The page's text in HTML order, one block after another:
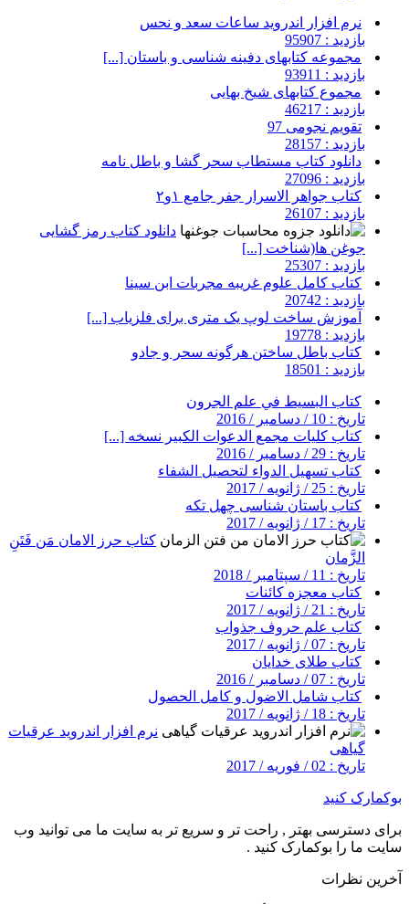
نرم افزار اندروید ساعات سعد و نحس
بازدید : 95907
مجموعه کتابهای دفینه شناسی و باستان [...]
بازدید : 93911
مجموع کتابهای شیخ بهایی
بازدید : 46217
تقویم نجومی 97
بازدید : 28157
دانلود کتاب مستطاب سحر گشا و باطل نامه
بازدید : 27096
کتاب جواهر الاسرار جفر جامع ۱و۲
بازدید : 26107
دانلود کتاب رمز گشایی
جوغن ها(شناخت [...]
بازدید : 25307
کتاب کامل علوم غریبه مجربات ابن سینا
بازدید : 20742
آموزش ساخت لوپ یک متری برای فلزیاب [...]
بازدید : 19778
کتاب باطل ساختن هرگونه سحر و جادو
بازدید : 18501
کتاب البسيط في علم الجرون
تاریخ : 10 / دسامبر / 2016
کتاب کلیات مجمع الدعوات الکبیر نسخه [...]
تاریخ : 29 / دسامبر / 2016
کتاب تسهیل الدواء لتحصیل الشفاء
تاریخ : 25 / ژانویه / 2017
کتاب باستان شناسی چهل تکه
تاریخ : 17 / ژانویه / 2017
کتاب حرز الامان مَن فَتَنِ
الزَّمان
تاریخ : 11 / سپتامبر / 2018
کتاب معجزه کائنات
تاریخ : 21 / ژانویه / 2017
کتاب علم حروف جذواب
تاریخ : 07 / ژانویه / 2017
کتاب طلای خدایان
تاریخ : 07 / دسامبر / 2016
کتاب شامل الاضول و کامل الحصول
تاریخ : 18 / ژانویه / 2017
نرم افزار اندروید عرقیات
گیاهی
تاریخ : 02 / فوریه / 2017
بوکمارک کنید
برای دسترسی بهتر , راحت تر و سریع تر به سایت ما می توانید وب
سایت ما را بوکمارک کنید .
آخرین نظرات